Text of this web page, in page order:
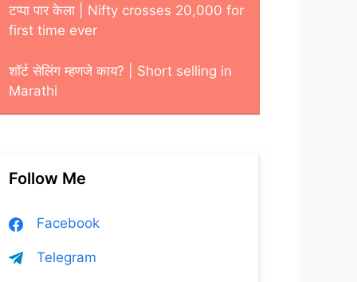
टप्पा पार केला | Nifty crosses 20,000 for
first time ever
शाॅर्ट सेलिंग म्हणजे काय? | Short selling in
Marathi
Follow Me
Facebook
Telegram